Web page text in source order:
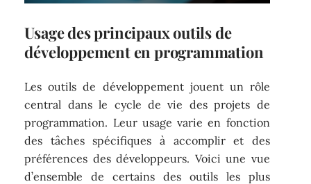
Usage des principaux outils de
développement en programmation
Les outils de développement jouent un rôle
central dans le cycle de vie des projets de
programmation. Leur usage varie en fonction
des tâches spécifiques à accomplir et des
préférences des développeurs. Voici une vue
d’ensemble de certains des outils les plus